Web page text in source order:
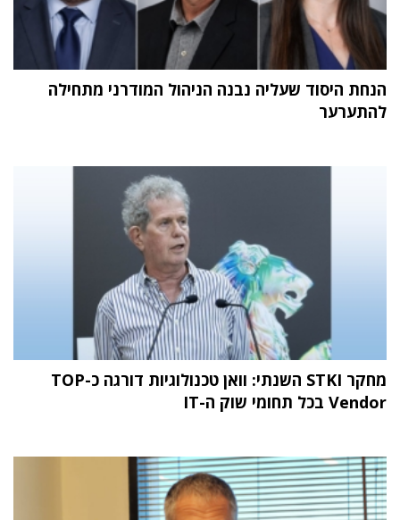
הנחת היסוד שעליה נבנה הניהול המודרני מתחילה
להתערער
מחקר STKI השנתי: וואן טכנולוגיות דורגה כ-TOP
Vendor בכל תחומי שוק ה-IT